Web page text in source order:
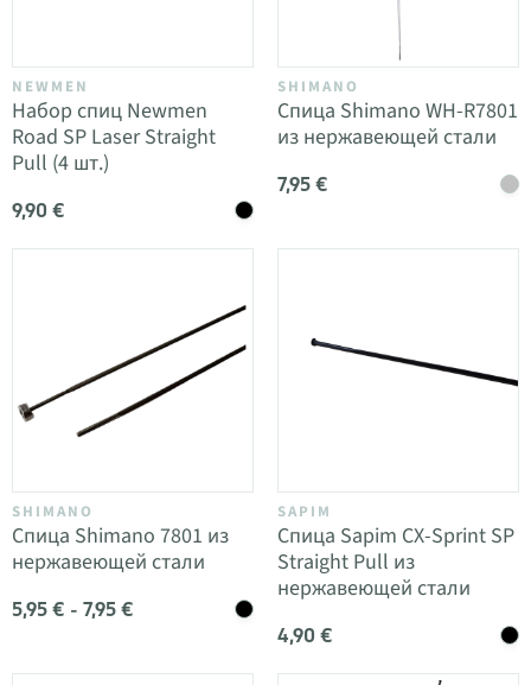
NEWMEN
Набор спиц Newmen
Road SP Laser Straight
Pull (4 шт.)
9,90 €
SHIMANO
Спица Shimano WH-R7801
из нержавеющей стали
7,95 €
SHIMANO
Спица Shimano 7801 из
нержавеющей стали
5,95 € - 7,95 €
SAPIM
Спица Sapim CX-Sprint SP
Straight Pull из
нержавеющей стали
4,90 €